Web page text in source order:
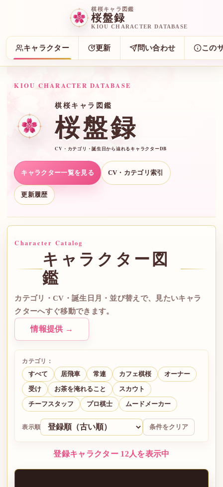
棋桜キャラ図鑑
桜盤録
KIOU CHARACTER DATABASE
キャラクター 更新 問い合わせ この
KIOU CHARACTER DATABASE
棋桜キャラ図鑑
桜盤録
CV・カテゴリ・誕生日から辿れるキャラクターDB
キャラクター一覧を見る CV・カテゴリ索引
更新履歴
Character Catalog
キャラクター図
鑑
カテゴリ・CV・誕生日月・並び替えで、見たいキャラ
クターへすぐ移動できます。
情報提供 →
カテゴリ：
すべて
居飛車 常連 カフェ棋桜 オーナー
受け お茶を淹れること スカウト
チーフスタッフ プロ棋士 ムードメーカー
表示順 条件をクリア
登録キャラクター 12人を表示中